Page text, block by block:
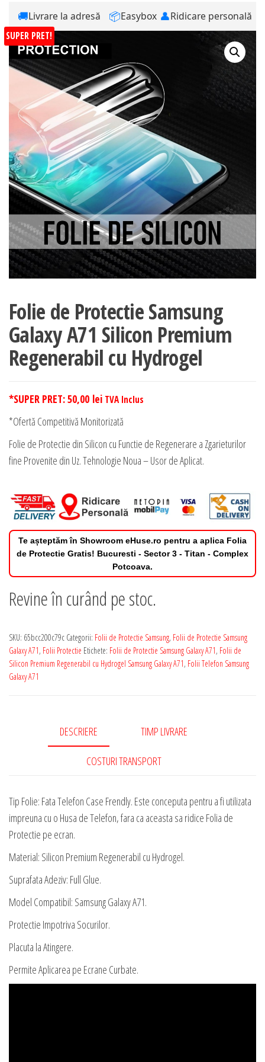
🚚Livrare la adresă 📦Easybox 👤Ridicare personală
SUPER PRET!
Folie de Protectie Samsung
Galaxy A71 Silicon Premium
Regenerabil cu Hydrogel
*SUPER PRET:50,00 lei TVA Inclus
*Ofertă Competitivă Monitorizată
Folie de Protectie din Silicon cu Functie de Regenerare a Zgarieturilor
fine Provenite din Uz. Tehnologie Noua – Usor de Aplicat.
Te așteptăm în Showroom eHuse.ro pentru a aplica Folia
de Protectie Gratis! Bucuresti - Sector 3 - Titan - Complex
Potcoava.
Revine în curând pe stoc.
SKU: 65bcc200c79c Categorii: Folii de Protectie Samsung, Folii de Protectie Samsung
Galaxy A71, Folii Protectie Etichete: Folii de Protectie Samsung Galaxy A71, Folii de
Silicon Premium Regenerabil cu Hydrogel Samsung Galaxy A71, Folii Telefon Samsung
Galaxy A71
DESCRIERE TIMP LIVRARE
COSTURI TRANSPORT
Tip Folie: Fata Telefon Case Frendly. Este conceputa pentru a fi utilizata
impreuna cu o Husa de Telefon, fara ca aceasta sa ridice Folia de
Protectie pe ecran.
Material: Silicon Premium Regenerabil cu Hydrogel.
Suprafata Adeziv: Full Glue.
Model Compatibil: Samsung Galaxy A71.
Protectie Impotriva Socurilor.
Placuta la Atingere.
Permite Aplicarea pe Ecrane Curbate.